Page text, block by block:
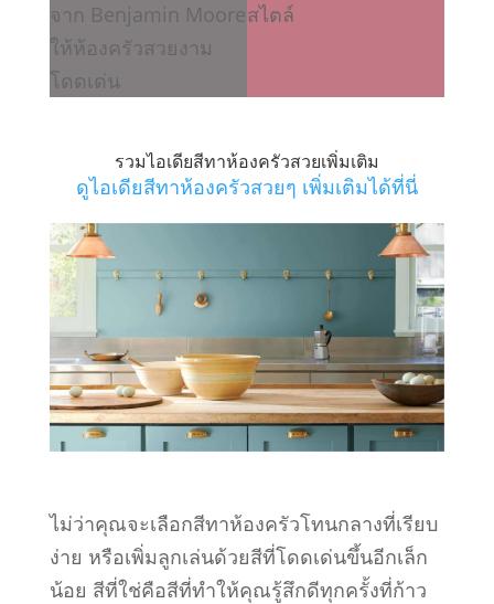
รวมไอเดียสีทาห้องครัวสวยเพิ่มเติม
ดูไอเดียสีทาห้องครัวสวยๆ เพิ่มเติมได้ที่นี่
ไม่ว่าคุณจะเลือกสีทาห้องครัวโทนกลางที่เรียบ
ง่าย หรือเพิ่มลูกเล่นด้วยสีที่โดดเด่นขึ้นอีกเล็ก
น้อย สีที่ใช่คือสีที่ทำให้คุณรู้สึกดีทุกครั้งที่ก้าว